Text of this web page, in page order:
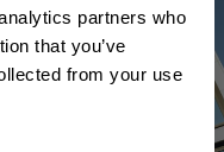
partners who
that you’ve
from your use
für die
in